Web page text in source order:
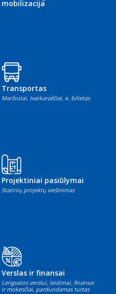
mobilizacija
Transportas
Maršrutai, tvarkaraščiai, e. bilietas
Projektiniai pasiūlymai
Statinių projektų viešinimas
Verslas ir finansai
Lengvatos verslui, leidimai, finansai
ir mokesčiai, parduodamas turtas